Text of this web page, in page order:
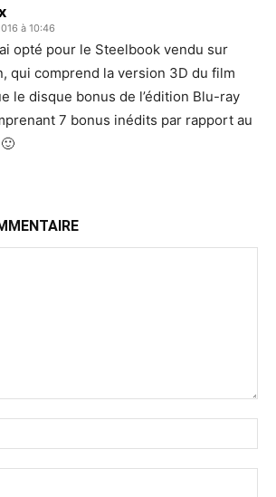
à 10:46
opté pour le Steelbook vendu sur
qui comprend la version 3D du film
le disque bonus de l’édition Blu-ray
7 bonus inédits par rapport au